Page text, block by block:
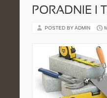
PORADNIE I
POSTED BY ADMIN